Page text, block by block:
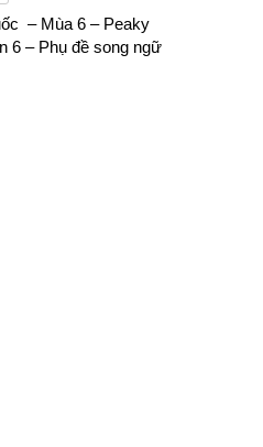
– Mùa 6 – Peaky
6 – Phụ đề song ngữ